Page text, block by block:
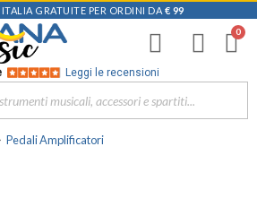
GRATUITE PER ORDINI DA € 99
Leggi le recensioni
Pedali Amplificatori